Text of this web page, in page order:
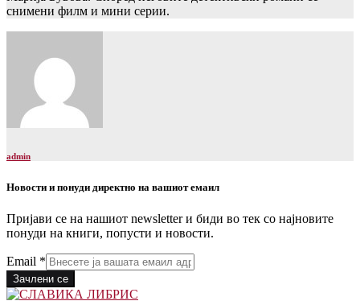
снимени филм и мини серии.
admin
Новости и понуди директно на вашиот емаил
Пријави се на нашиот newsletter и биди во тек со најновите
понуди на книги, попусти и новости.
Email *
Зачлени се